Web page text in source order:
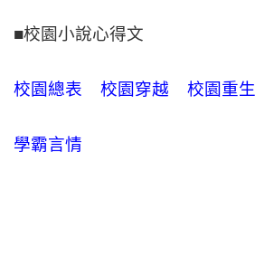
■校園小說心得文
校園總表 校園穿越 校園重生
學霸言情